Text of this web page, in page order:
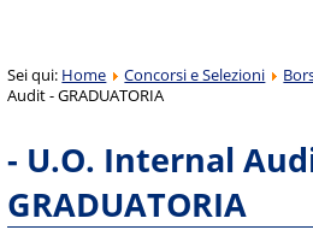
Sei qui: Home Concorsi e Selezioni
Audit - GRADUATORIA
- U.O. Internal
GRADUATORIA